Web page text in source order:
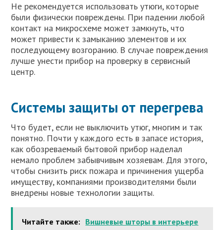
Не рекомендуется использовать утюги, которые
были физически повреждены. При падении любой
контакт на микросхеме может замкнуть, что
может привести к замыканию элементов и их
последующему возгоранию. В случае повреждения
лучше унести прибор на проверку в сервисный
центр.
Системы защиты от перегрева
Что будет, если не выключить утюг, многим и так
понятно. Почти у каждого есть в запасе история,
как обозреваемый бытовой прибор наделал
немало проблем забывчивым хозяевам. Для этого,
чтобы снизить риск пожара и причинения ущерба
имуществу, компаниями производителями были
внедрены новые технологии защиты.
Читайте также: Вишневые шторы в интерьере